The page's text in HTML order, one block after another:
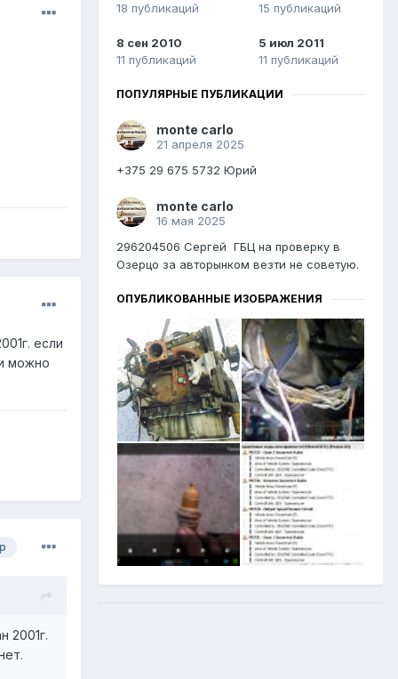
если
можно
2001г.
18 публикаций
15 публикаций
8 сен 2010
11 публикаций
5 июл 2011
11 публикаций
ПОПУЛЯРНЫЕ ПУБЛИКАЦИИ
monte carlo
21 апреля 2025
+375 29 675 5732 Юрий
monte carlo
16 мая 2025
296204506 Сергей ГБЦ на проверку в
Озерцо за авторынком везти не советую.
ОПУБЛИКОВАННЫЕ ИЗОБРАЖЕНИЯ